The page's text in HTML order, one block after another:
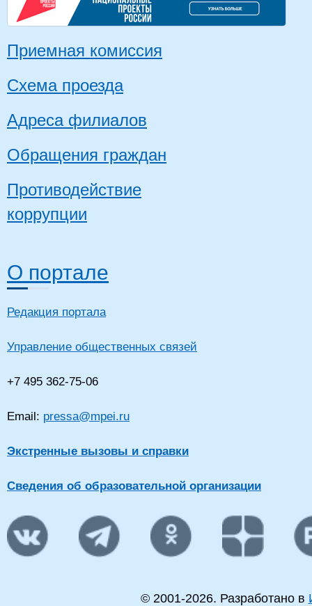
Приемная комиссия
Схема проезда
Адреса филиалов
Обращения граждан
Противодействие
коррупции
О портале
Редакция портала
Управление общественных связей
+7 495 362-75-06
Email: pressa@mpei.ru
Экстренные вызовы и справки
Сведения об образовательной организации
© 2001-2026. Разработано в